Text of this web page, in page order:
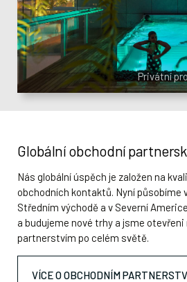
Privátní
Globální obchodní
Nás globální úspěch je založen na
obchodních kontaktů. Nyní působíme
Středním východě a v Severní
a budujeme nové trhy a jsme
partnerstvím po celém světě.
VÍCE O OBCHODNÍM
Mgr. Vladimir Duženkov
Obchodní manažer pro rusky
mluvící trhy
E-mail:
duzenkov@imaginox.cz